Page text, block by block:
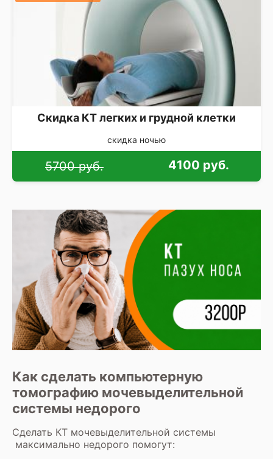
Скидка КТ легких и грудной клетки
скидка ночью
5700 руб. 4100 руб.
Как сделать компьютерную
томографию мочевыделительной
системы недорого
Сделать КТ мочевыделительной системы
максимально недорого помогут: